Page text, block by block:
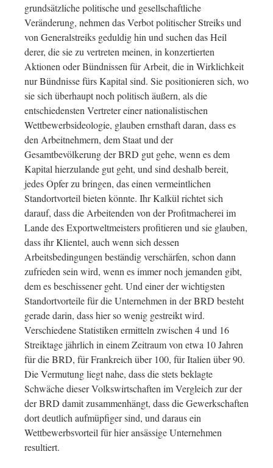
grundsätzliche politische und gesellschaftliche
Veränderung, nehmen das Verbot politischer Streiks und
von Generalstreiks geduldig hin und suchen das Heil
derer, die sie zu vertreten meinen, in konzertierten
Aktionen oder Bündnissen für Arbeit, die in Wirklichkeit
nur Bündnisse fürs Kapital sind. Sie positionieren sich, wo
sie sich überhaupt noch politisch äußern, als die
entschiedensten Vertreter einer nationalistischen
Wettbewerbsideologie, glauben ernsthaft daran, dass es
den Arbeitnehmern, dem Staat und der
Gesamtbevölkerung der BRD gut gehe, wenn es dem
Kapital hierzulande gut geht, und sind deshalb bereit,
jedes Opfer zu bringen, das einen vermeintlichen
Standortvorteil bieten könnte. Ihr Kalkül richtet sich
darauf, dass die Arbeitenden von der Profitmacherei im
Lande des Exportweltmeisters profitieren und sie glauben,
dass ihr Klientel, auch wenn sich dessen
Arbeitsbedingungen beständig verschärfen, schon dann
zufrieden sein wird, wenn es immer noch jemanden gibt,
dem es beschissener geht. Und einer der wichtigsten
Standortvorteile für die Unternehmen in der BRD besteht
gerade darin, dass hier so wenig gestreikt wird.
Verschiedene Statistiken ermitteln zwischen 4 und 16
Streiktage jährlich in einem Zeitraum von etwa 10 Jahren
für die BRD, für Frankreich über 100, für Italien über 90.
Die Vermutung liegt nahe, dass die stets beklagte
Schwäche dieser Volkswirtschaften im Vergleich zur der
der BRD damit zusammenhängt, dass die Gewerkschaften
dort deutlich aufmüpfiger sind, und daraus ein
Wettbewerbsvorteil für hier ansässige Unternehmen
resultiert.